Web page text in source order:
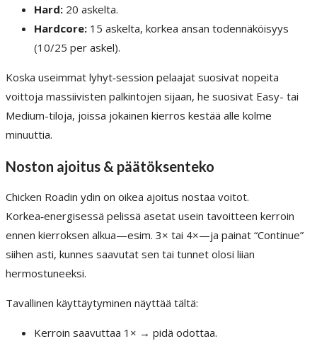
Hard: 20 askelta.
Hardcore: 15 askelta, korkea ansan todennäköisyys
(10/25 per askel).
Koska useimmat lyhyt‑session pelaajat suosivat nopeita
voittoja massiivisten palkintojen sijaan, he suosivat Easy- tai
Medium-tiloja, joissa jokainen kierros kestää alle kolme
minuuttia.
Noston ajoitus & päätöksenteko
Chicken Roadin ydin on oikea ajoitus nostaa voitot.
Korkea‑energisessä pelissä asetat usein tavoitteen kerroin
ennen kierroksen alkua—esim. 3× tai 4×—ja painat “Continue”
siihen asti, kunnes saavutat sen tai tunnet olosi liian
hermostuneeksi.
Tavallinen käyttäytyminen näyttää tältä:
Kerroin saavuttaa 1× → pidä odottaa.